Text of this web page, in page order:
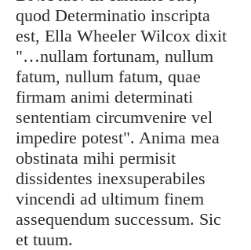
quod Determinatio inscripta
est, Ella Wheeler Wilcox dixit
"…nullam fortunam, nullum
fatum, nullum fatum, quae
firmam animi determinati
sententiam circumvenire vel
impedire potest". Anima mea
obstinata mihi permisit
dissidentes inexsuperabiles
vincendi ad ultimum finem
assequendum successum. Sic
et tuum.